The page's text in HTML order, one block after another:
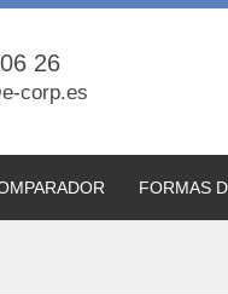
26
corp.es
FORMAS